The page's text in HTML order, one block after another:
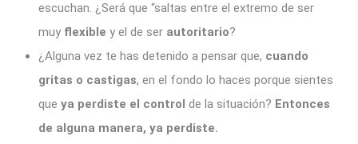
escuchan. ¿Será que “saltas entre el extremo de ser
muy flexible y el de ser autoritario?
¿Alguna vez te has detenido a pensar que, cuando
gritas o castigas, en el fondo lo haces porque sientes
que ya perdiste el control de la situación? Entonces
de alguna manera, ya perdiste.